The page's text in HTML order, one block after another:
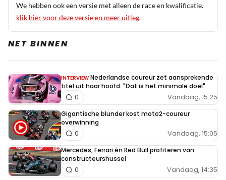
We hebben ook een versie met alleen de race en kwalificatie.
klik hier voor deze versie en meer uitleg.
NET BINNEN
INTERVIEW Nederlandse coureur zet aansprekende
titel uit haar hoofd: "Dat is het minimale doel"
Vandaag, 15:25
0
Gigantische blunder kost moto2-coureur
overwinning
Vandaag, 15:05
0
Mercedes, Ferrari én Red Bull profiteren van
constructeurshussel
Vandaag, 14:35
0